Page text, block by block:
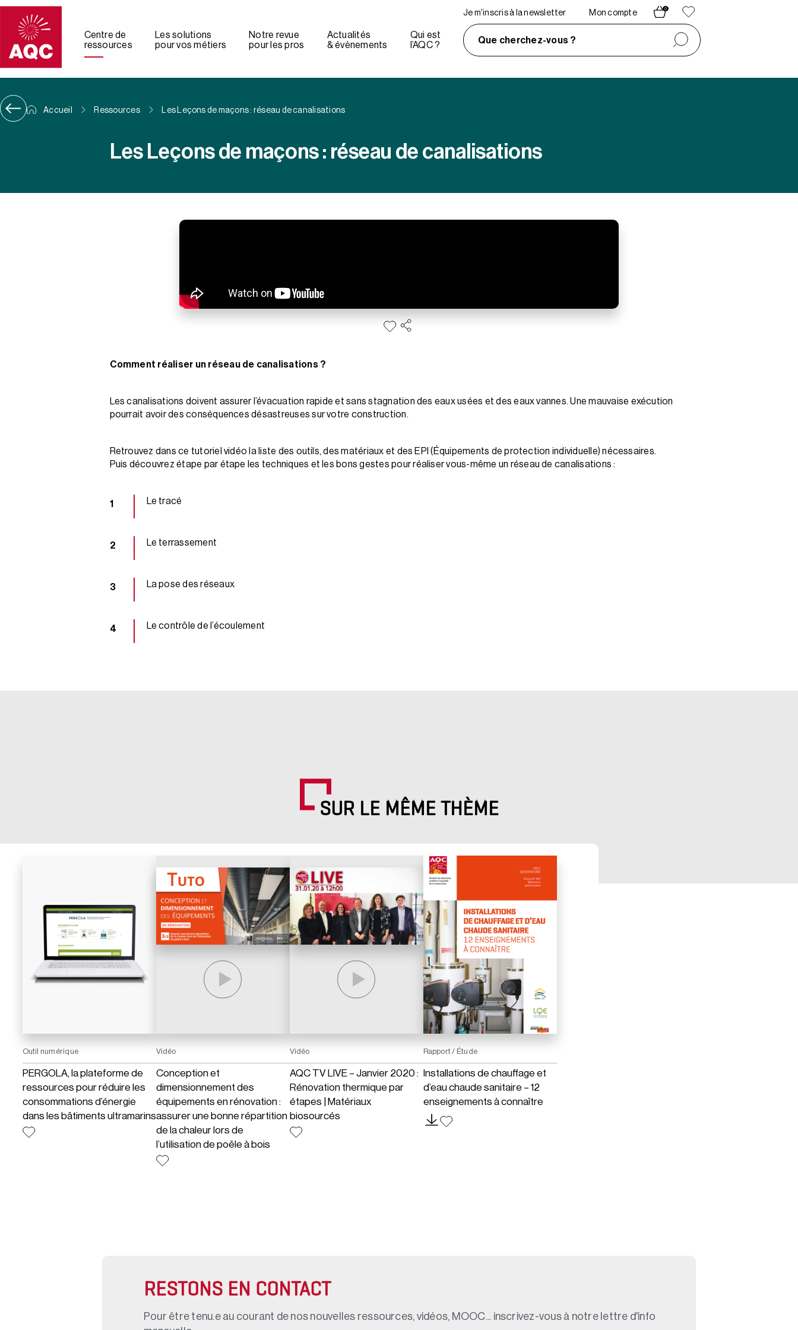
Panneau de gestion des cookies
Centre de
ressources
Les solutions
pour vos métiers
Notre revue
pour les pros
Actualités
& évènements
Qui est
l’AQC ?
Je m'inscris à la newsletter Mon compte
0
Que cherchez-vous ?
Accueil Ressources Les Leçons de maçons : réseau de canalisations
Les Leçons de maçons : réseau de canalisations
Comment réaliser un réseau de canalisations ?
Les canalisations doivent assurer l’évacuation rapide et sans stagnation des eaux usées et des eaux vannes. Une mauvaise exécution
pourrait avoir des conséquences désastreuses sur votre construction.
Retrouvez dans ce tutoriel vidéo la liste des outils, des matériaux et des EPI (Équipements de protection individuelle) nécessaires.
Puis découvrez étape par étape les techniques et les bons gestes pour réaliser vous-même un réseau de canalisations :
Le tracé
Le terrassement
La pose des réseaux
Le contrôle de l’écoulement
SUR LE MÊME THÈME
Outil numérique
PERGOLA, la plateforme de
ressources pour réduire les
consommations d’énergie
dans les bâtiments ultramarins
Vidéo
Conception et
dimensionnement des
équipements en rénovation :
assurer une bonne répartition
de la chaleur lors de
l’utilisation de poêle à bois
Vidéo
AQC TV LIVE – Janvier 2020 :
Rénovation thermique par
étapes | Matériaux
biosourcés
Rapport / Étude
Installations de chauffage et
d’eau chaude sanitaire – 12
enseignements à connaître
RESTONS EN CONTACT
Pour être tenu.e au courant de nos nouvelles ressources, vidéos, MOOC... inscrivez-vous à notre lettre d'info